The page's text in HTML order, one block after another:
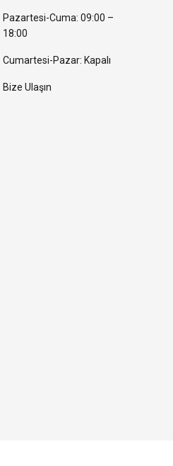
Pazartesi-Cuma: 09:00 –
18:00
Cumartesi-Pazar: Kapalı
Bize Ulaşın